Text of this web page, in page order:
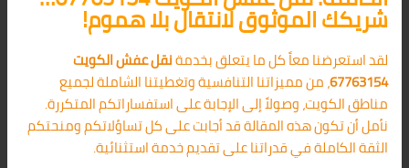
شريكك الموثوق لانتقال بلا هموم!
لقد استعرضنا معاً كل ما يتعلق بخدمةنقل عفش الكويت
67763154، من مميزاتنا التنافسية وتغطيتنا الشاملة لجميع
مناطق الكويت، وصولاً إلى الإجابة على استفساراتكم المتكررة.
نأمل أن تكون هذه المقالة قد أجابت على كل تساؤلاتكم ومنحتكم
الثقة الكاملة في قدراتنا على تقديم خدمة استثنائية.